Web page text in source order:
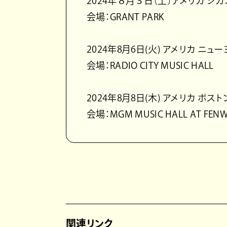
会場：GRANT PARK
2024年8月6日(火) アメリカ ニュー
会場：RADIO CITY MUSIC HALL
2024年8月8日(木) アメリカ ボスト
会場：MGM MUSIC HALL AT
関連リンク